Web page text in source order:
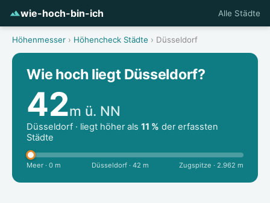
wie-hoch-bin-ich Alle Städte
Höhenmesser › Höhencheck Städte › Düsseldorf
Wie hoch liegt Düsseldorf?
42m ü. NN
Düsseldorf · liegt höher als 11 % der erfassten
Städte
Meer · 0 m Düsseldorf · 42 m Zugspitze · 2.962 m